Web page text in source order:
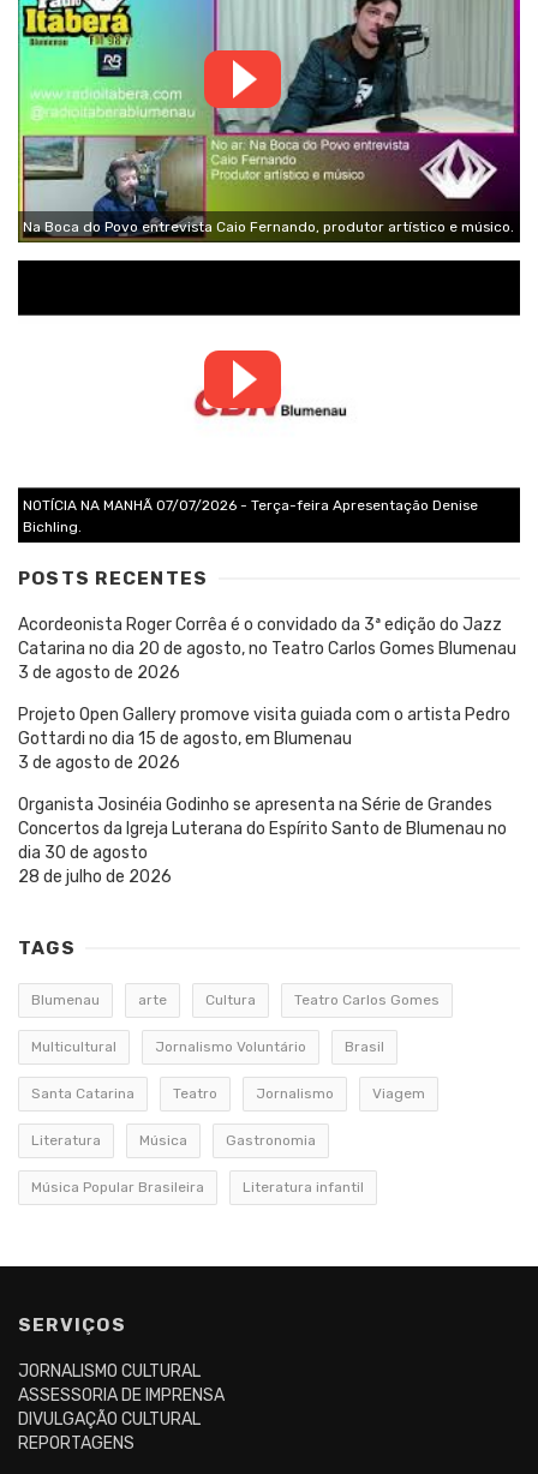
Na Boca do Povo entrevista Caio Fernando, produtor artístico e músico.
NOTÍCIA NA MANHÃ 07/07/2026 - Terça-feira Apresentação Denise
Bichling.
POSTS RECENTES
Acordeonista Roger Corrêa é o convidado da 3ª edição do Jazz
Catarina no dia 20 de agosto, no Teatro Carlos Gomes Blumenau
3 de agosto de 2026
Projeto Open Gallery promove visita guiada com o artista Pedro
Gottardi no dia 15 de agosto, em Blumenau
3 de agosto de 2026
Organista Josinéia Godinho se apresenta na Série de Grandes
Concertos da Igreja Luterana do Espírito Santo de Blumenau no
dia 30 de agosto
28 de julho de 2026
TAGS
Blumenau arte Cultura Teatro Carlos Gomes
Multicultural Jornalismo Voluntário Brasil
Santa Catarina Teatro Jornalismo Viagem
Literatura Música Gastronomia
Música Popular Brasileira Literatura infantil
SERVIÇOS
JORNALISMO CULTURAL
ASSESSORIA DE IMPRENSA
DIVULGAÇÃO CULTURAL
REPORTAGENS